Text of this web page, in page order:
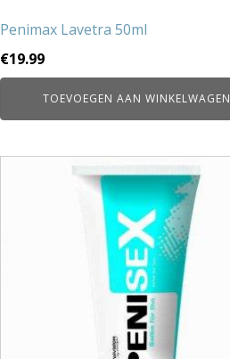
Penimax Lavetra 50ml
€19.99
TOEVOEGEN AAN WINKELWAGEN